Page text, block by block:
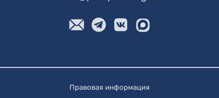
Правовая информация